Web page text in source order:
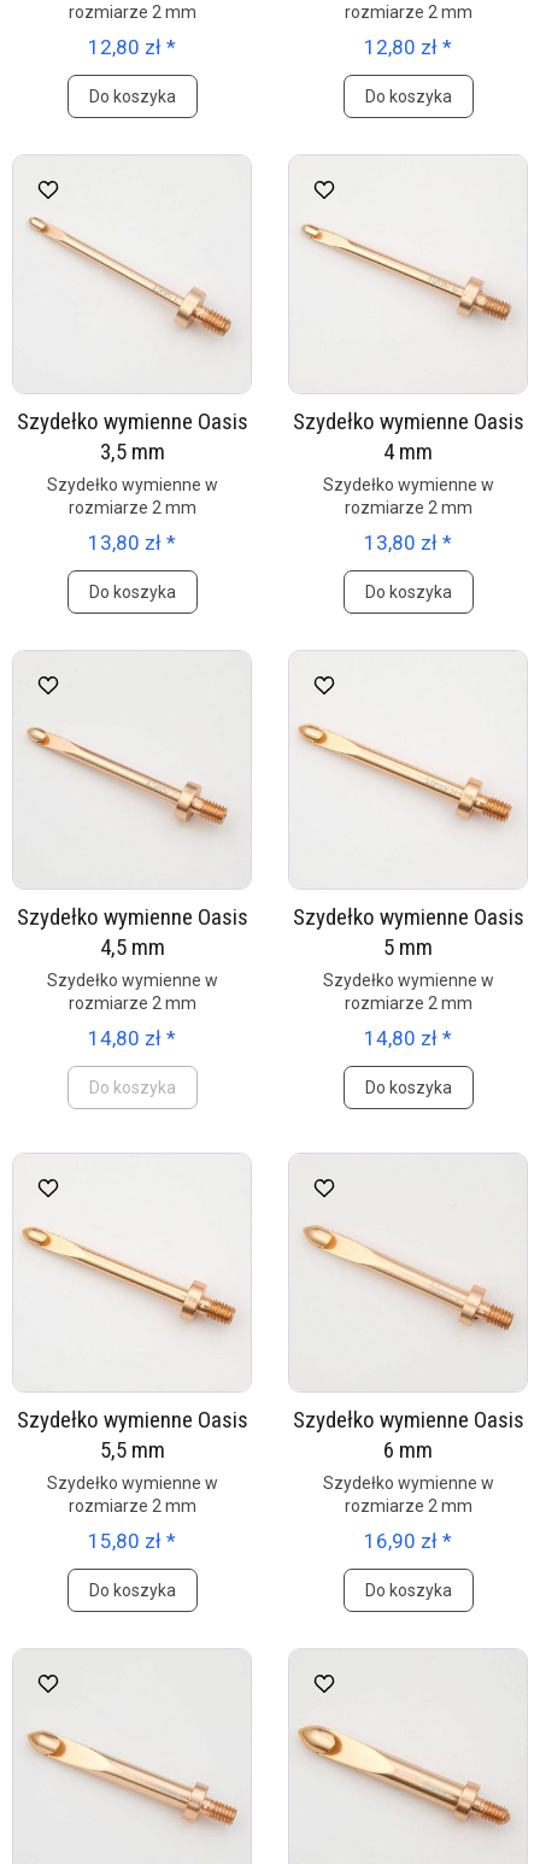
rozmiarze 2 mm
12,80 zł *
Do koszyka
rozmiarze 2 mm
12,80 zł *
Do koszyka
Szydełko wymienne Oasis
3,5 mm
Szydełko wymienne w
rozmiarze 2 mm
13,80 zł *
Do koszyka
Szydełko wymienne Oasis
4 mm
Szydełko wymienne w
rozmiarze 2 mm
13,80 zł *
Do koszyka
Szydełko wymienne Oasis
4,5 mm
Szydełko wymienne w
rozmiarze 2 mm
14,80 zł *
Do koszyka
Szydełko wymienne Oasis
5 mm
Szydełko wymienne w
rozmiarze 2 mm
14,80 zł *
Do koszyka
Szydełko wymienne Oasis
5,5 mm
Szydełko wymienne w
rozmiarze 2 mm
15,80 zł *
Do koszyka
Szydełko wymienne Oasis
6 mm
Szydełko wymienne w
rozmiarze 2 mm
16,90 zł *
Do koszyka